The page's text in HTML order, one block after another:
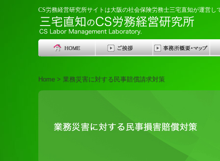
CS労務経営研究所サイトは大阪の社会保険労務士三宅直知が運営し
Home > 業務災害に対する民事賠償請求対策